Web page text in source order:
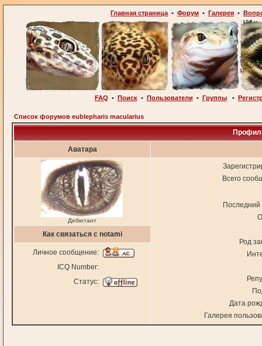
Главная страница • Форум • Галерея •
FAQ • Поиск• Пользователи • Группы•
Список форумов eublepharis macularius
Аватара
Дебютант
Всего
Последний
Род
Дата
Галерея
Как связаться с notami
Личное сообщение:
ICQ Number:
Статус: